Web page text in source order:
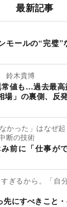
最新記事
モールの“完璧
鈴木貴博
常値も…過去最
場」の裏側、反
なかった」はな
断の技術
み前に「仕事が
ぎるから。「自
先にすべきこと